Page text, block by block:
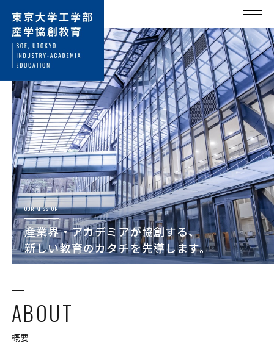
OUR MISSION
産業界・アカデミアが協創する、
新しい教育のカタチを先導します。
ABOUT
概要